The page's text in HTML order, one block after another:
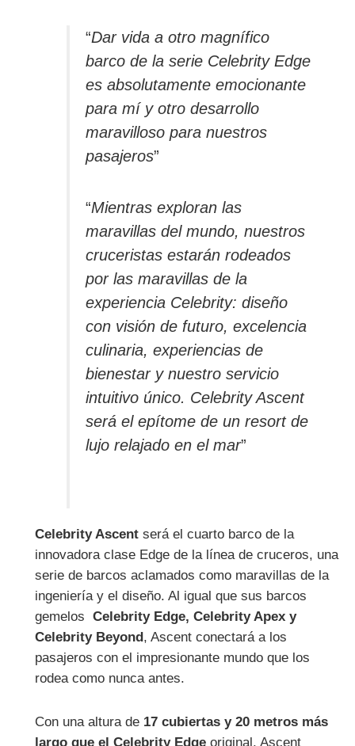
“Dar vida a otro magnífico
barco de la serie Celebrity Edge
es absolutamente emocionante
para mí y otro desarrollo
maravilloso para nuestros
pasajeros”
“Mientras exploran las
maravillas del mundo, nuestros
cruceristas estarán rodeados
por las maravillas de la
experiencia Celebrity: diseño
con visión de futuro, excelencia
culinaria, experiencias de
bienestar y nuestro servicio
intuitivo único. Celebrity Ascent
será el epítome de un resort de
lujo relajado en el mar”
Celebrity Ascent será el cuarto barco de la
innovadora clase Edge de la línea de cruceros, una
serie de barcos aclamados como maravillas de la
ingeniería y el diseño. Al igual que sus barcos
gemelosCelebrity Edge, Celebrity Apex y
Celebrity Beyond, Ascent conectará a los
pasajeros con el impresionante mundo que los
rodea como nunca antes.
Con una altura de 17 cubiertas y 20 metros más
largo que el Celebrity Edge original, Ascent